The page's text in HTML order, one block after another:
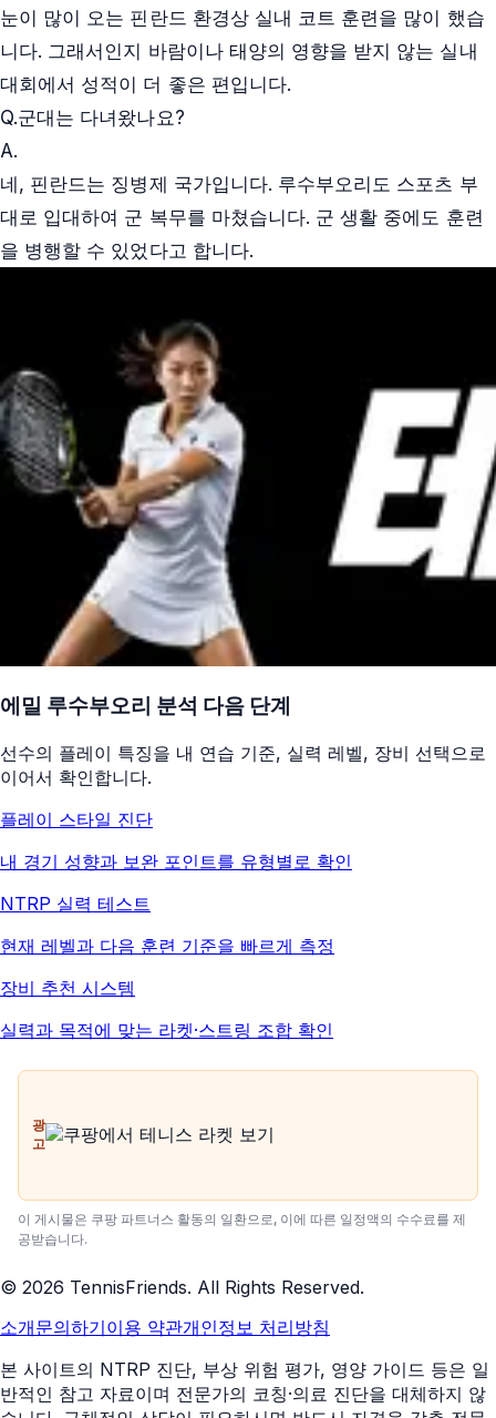
눈이 많이 오는 핀란드 환경상 실내 코트 훈련을 많이 했습
니다. 그래서인지 바람이나 태양의 영향을 받지 않는 실내
대회에서 성적이 더 좋은 편입니다.
Q.군대는 다녀왔나요?
A.
네, 핀란드는 징병제 국가입니다. 루수부오리도 스포츠 부
대로 입대하여 군 복무를 마쳤습니다. 군 생활 중에도 훈련
을 병행할 수 있었다고 합니다.
에밀 루수부오리 분석 다음 단계
선수의 플레이 특징을 내 연습 기준, 실력 레벨, 장비 선택으로
이어서 확인합니다.
플레이 스타일 진단
내 경기 성향과 보완 포인트를 유형별로 확인
NTRP 실력 테스트
현재 레벨과 다음 훈련 기준을 빠르게 측정
장비 추천 시스템
실력과 목적에 맞는 라켓·스트링 조합 확인
광
고
이 게시물은 쿠팡 파트너스 활동의 일환으로, 이에 따른 일정액의 수수료를 제
공받습니다.
© 2026 TennisFriends. All Rights Reserved.
소개문의하기이용 약관개인정보 처리방침
본 사이트의 NTRP 진단, 부상 위험 평가, 영양 가이드 등은 일
반적인 참고 자료이며 전문가의 코칭·의료 진단을 대체하지 않